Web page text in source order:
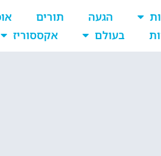
הגעה תורים
בעולם אקססוריז